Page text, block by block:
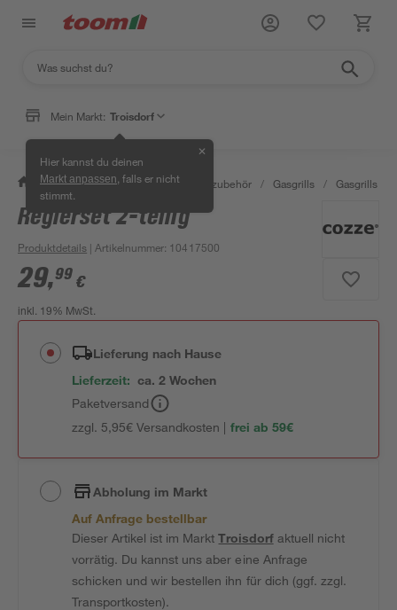
Mein Markt: Troisdorf
Hier kannst du deinen
Markt anpassen , falls er nicht
stimmt.
✕
/ Garten & Freizeit / Grills & Grillzubehör / Gasgrills / Gasgrills
Reglerset 2-teilig
Produktdetails | Artikelnummer: 10417500
29,99 €
inkl. 19% MwSt.
Lieferung nach Hause
Lieferzeit: ca. 2 Wochen
Paketversand
zzgl. 5,95€ Versandkosten | frei ab 59€
Abholung im Markt
Auf Anfrage bestellbar
Dieser Artikel ist im MarktTroisdorfaktuell nicht
vorrätig. Du kannst uns aber eine Anfrage
schicken und wir bestellen ihn für dich (ggf. zzgl.
Transportkosten).